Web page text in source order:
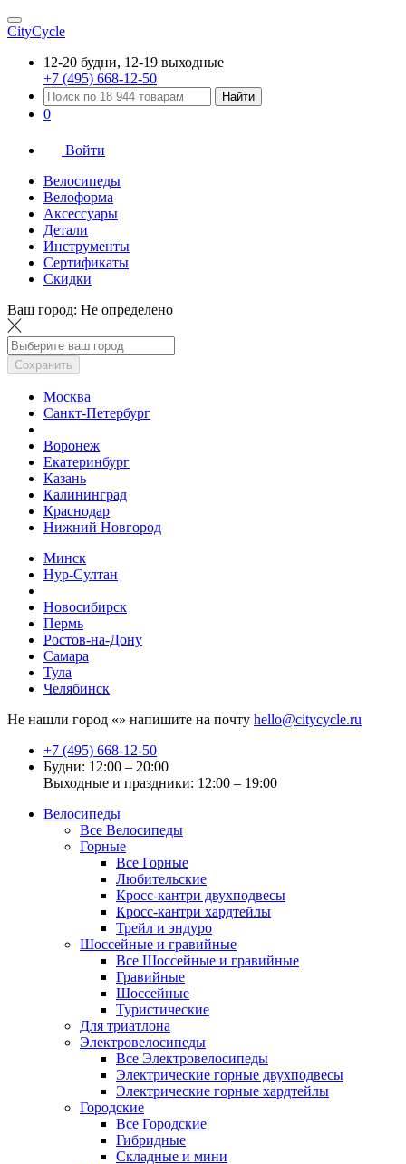
CityCycle
12-20 будни, 12-19 выходные
+7 (495) 668-12-50
Найти
0
Войти
Велосипеды
Велоформа
Аксессуары
Детали
Инструменты
Сертификаты
Скидки
Ваш город: Не определено
Сохранить
Москва
Санкт-Петербург
Воронеж
Екатеринбург
Казань
Калининград
Краснодар
Нижний Новгород
Минск
Нур-Султан
Новосибирск
Пермь
Ростов-на-Дону
Самара
Тула
Челябинск
Не нашли город «» напишите на почту hello@citycycle.ru
+7 (495) 668-12-50
Будни: 12:00 – 20:00
Выходные и праздники: 12:00 – 19:00
Велосипеды
Все Велосипеды
Горные
Все Горные
Любительские
Кросс-кантри двухподвесы
Кросс-кантри хардтейлы
Трейл и эндуро
Шоссейные и гравийные
Все Шоссейные и гравийные
Гравийные
Шоссейные
Туристические
Для триатлона
Электровелосипеды
Все Электровелосипеды
Электрические горные двухподвесы
Электрические горные хардтейлы
Городские
Все Городские
Гибридные
Складные и мини